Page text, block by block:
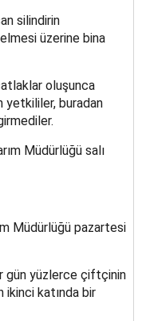
silindirin
üzerine bina
oluşunca
yetkililer, buradan
Müdürlüğü salı
Müdürlüğü pazartesi
gün yüzlerce çiftçinin
ikinci katında bir